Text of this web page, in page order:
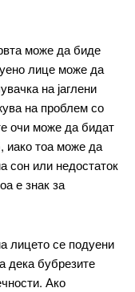
може да биде
лице може да
на јаглени
на проблем со
очи може да бидат
иако тоа може да
сон или недостаток
е знак за
лицето се подуени
дека бубрезите
Ако